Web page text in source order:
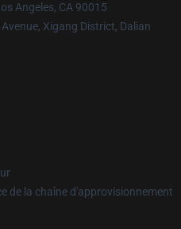
Angeles, CA 90015
Xigang District, Dalian
de la chaîne d'approvisionnement